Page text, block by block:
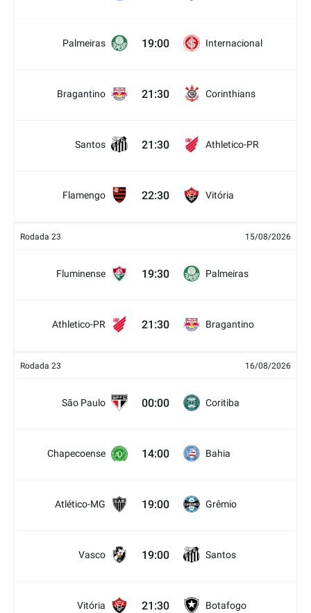
Palmeiras 19:00 Internacional
Bragantino 21:30 Corinthians
Santos 21:30 Athletico-PR
Flamengo 22:30 Vitória
Rodada 23 15/08/2026
Fluminense 19:30 Palmeiras
Athletico-PR 21:30 Bragantino
Rodada 23 16/08/2026
São Paulo 00:00 Coritiba
Chapecoense 14:00 Bahia
Atlético-MG 19:00 Grêmio
Vasco 19:00 Santos
Vitória 21:30 Botafogo